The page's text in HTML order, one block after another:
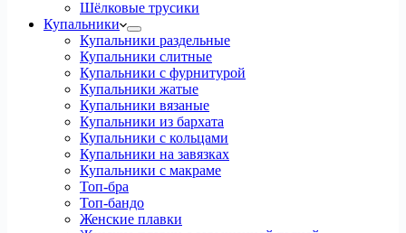
Шёлковые трусики
Купальники
Купальники раздельные
Купальники слитные
Купальники с фурнитурой
Купальники жатые
Купальники вязаные
Купальники из бархата
Купальники с кольцами
Купальники на завязках
Купальники с макраме
Топ-бра
Топ-бандо
Женские плавки